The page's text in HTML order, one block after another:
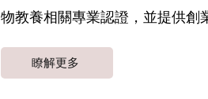
物教養相關專業認證，並提供創
瞭解更多